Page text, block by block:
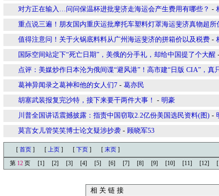
对方正在输入…问问保温杯进批斐济走海运会产生费用有哪些？ -
重点说三遍！朋友国内重庆运批摩托车塑料灯罩海运斐济真物超所
值得注意问！关于火锅底料料从广州海运斐济的拼箱价以及税费 -
国际空间站定下“死亡日期”，美俄的分手礼，却给中国提了个大醒
点评：美媒炒作日本沦为俄间谍“避风港”！高市建“日版 CIA”，真
葛神异闻录之葛神和他的女人们7 - 葛亦民
胡塞武装报复完沙特，接下来要干两件大事！ - 明豪
川普全国讲话震撼披露：指责中国窃取2.2亿份美国选民资料(图) -
莫言女儿管笑笑博士论文疑涉抄袭 - 顾晓军53
[ 首页 ] [ 上页 ] [ 下页 ] [ 末页 ]
第 12 页 [1] [2] [3] [4] [5] [6] [7] [8] [9] [10] [11] [12]
相 关 链 接